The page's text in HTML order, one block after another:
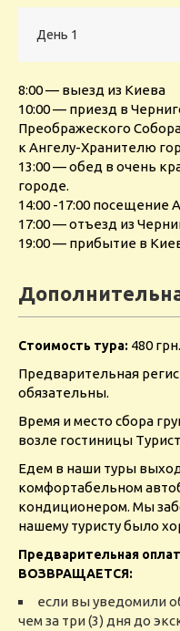
День 1
8:00 — выезд из Киева
10:00 — приезд в
Преображеского
к Ангелу-Хранителю
13:00 — обед в очень
городе.
14:00 -17:00
17:00 — отъезд из
19:00 — прибытие в
Стоимость тура: 480 грн.
Предварительная
обязательны.
Время и место сбора
возле гостиницы
Едем в наши туры
комфортабельном
кондиционером. Мы
нашему туристу было
Предварительная
ВОЗВРАЩАЕТСЯ:
если вы уведомили
чем за три (3) дня до